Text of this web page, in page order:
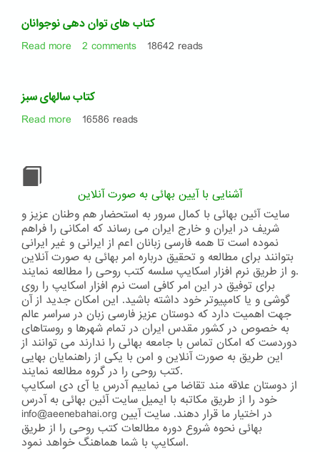
"بهاءالله
پزشک
کتاب های توان دهی نوجوانان
Read more about
توان
دهی
نوجوانان
2 comments 18642 reads
کتاب سالهای سبز
Read more about
16586 reads
آشنایی با آیین بهائی به صورت آنلاین
سایت آئین بهائی با کمال سرور به استحضار هم وطنان عزیز و
شریف در ایران و خارج ایران می رساند که امکانی را فراهم
نموده است تا همه فارسی زبانان اعم از ایرانی و غیر ایرانی
بتوانند برای مطالعه و تحقیق درباره امر بهائی به صورت آنلاین
و از طریق نرم افزار اسکایپ سلسه کتب روحی را مطالعه نمایند.
برای توفیق در این امر کافی است نرم افزار اسکایپ را روی
گوشی و یا کامپیوتر خود داشته باشید. این امکان جدید از آن
جهت اهمیت دارد که دوستان عزیز فارسی زبان در سراسر عالم
به خصوص در کشور مقدس ایران در تمام شهرها و روستاهای
دوردست که امکان تماس با جامعه بهائی را ندارند می توانند از
این طریق به صورت آنلاین و امن با یکی از راهنمایان بهایی
کتب روحی را در گروه مطالعه نمایند.
از دوستان علاقه مند تقاضا می نماییم آدرس یا آی دی اسکایپ
خود را از طریق مکاتبه با ایمیل سایت آئین بهائی به آدرس
info@aeenebahai.org در اختیار ما قرار دهند. سایت آیین
بهائی نحوه شروع دوره مطالعات کتب روحی را از طریق
اسکایپ با شما هماهنگ خواهد نمود.